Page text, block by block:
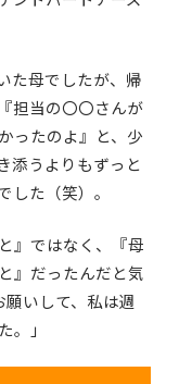
た母でしたが、帰
担当の〇〇さんが
ったのよ』と、少
添うよりもずっと
た（笑）。
』ではなく、『母
』だったんだと気
いして、私は週
。」